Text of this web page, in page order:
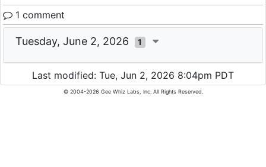
1 comment
Tuesday, June 2, 2026 1
Last modified: Tue, Jun 2, 2026 8:04pm PDT
© 2004-2026 Gee Whiz Labs, Inc. All Rights Reserved.